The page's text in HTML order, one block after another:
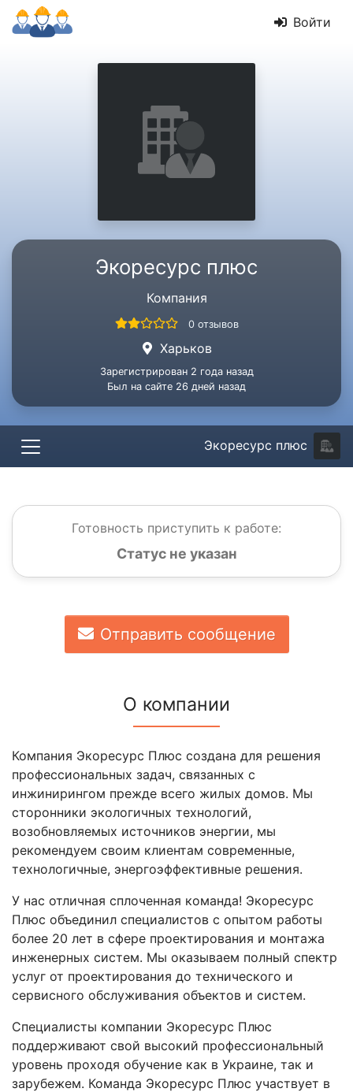
Войти
Экоресурс плюс
Компания
0 отзывов
Харьков
Зарегистрирован 2 года назад
Был на сайте 26 дней назад
Экоресурс плюс
Готовность приступить к работе:
Статус не указан
Отправить сообщение
О компании
Компания Экоресурс Плюс создана для решения
профессиональных задач, связанных с
инжинирингом прежде всего жилых домов. Мы
сторонники экологичных технологий,
возобновляемых источников энергии, мы
рекомендуем своим клиентам современные,
технологичные, энергоэффективные решения.
У нас отличная сплоченная команда! Экоресурс
Плюс объединил специалистов с опытом работы
более 20 лет в сфере проектирования и монтажа
инженерных систем. Мы оказываем полный спектр
услуг от проектирования до технического и
сервисного обслуживания объектов и систем.
Специалисты компании Экоресурс Плюс
поддерживают свой высокий профессиональный
уровень проходя обучение как в Украине, так и
зарубежем. Команда Экоресурc Плюс участвует в